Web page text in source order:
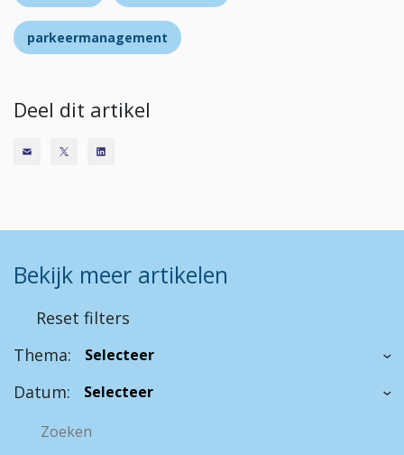
parkeermanagement
Deel dit artikel
Bekijk meer artikelen
Reset filters
Thema:
Datum: